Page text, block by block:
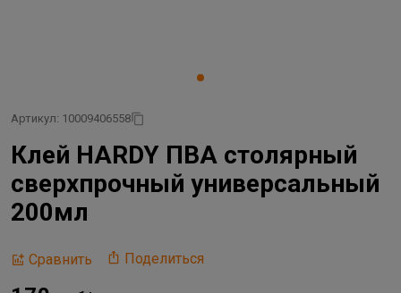
Артикул: 10009406558
Клей HARDY ПВА столярный
сверхпрочный универсальный
200мл
Сравнить Поделиться